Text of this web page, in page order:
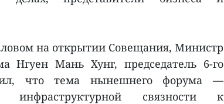
на открытии Совещания, Министр
Нгуен Мань Хунг, председатель 6-го
что тема нынешнего форума —
связности к